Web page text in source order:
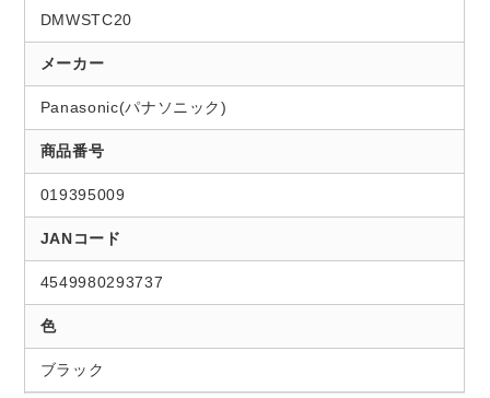
DMWSTC20
メーカー
Panasonic(パナソニック)
商品番号
019395009
JANコード
4549980293737
色
ブラック